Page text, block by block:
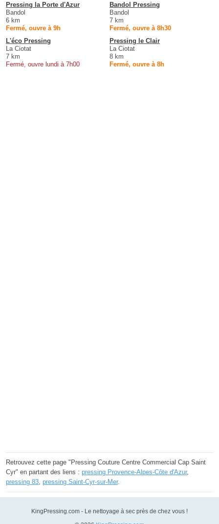
Pressing la Porte d'Azur
Bandol
6 km
Fermé, ouvre à 9h
Bandol Pressing
Bandol
7 km
Fermé, ouvre à 8h30
L'éco Pressing
La Ciotat
7 km
Fermé, ouvre lundi à 7h00
Pressing le Clair
La Ciotat
8 km
Fermé, ouvre à 8h
Retrouvez cette page "Pressing Couture Centre Commercial Cap Saint
Cyr" en partant des liens : pressing Provence-Alpes-Côte d'Azur,
pressing 83 pressing Saint-Cyr-sur-Mer.
KingPressing.com - Le nettoyage à sec près de chez vous !